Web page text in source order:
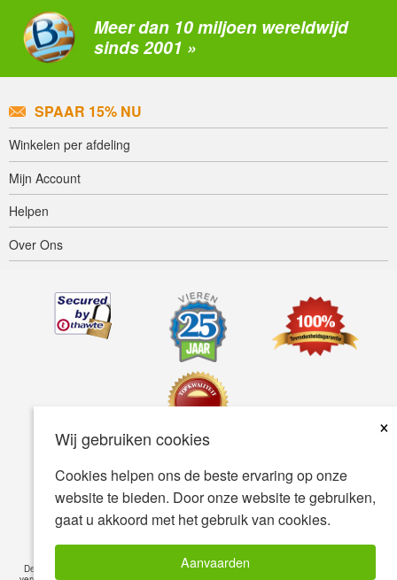
Wij gebruiken cookies
×
Cookies helpen ons de beste ervaring op onze
website te bieden. Door onze website te gebruiken,
gaat u akkoord met het gebruik van cookies.
Aanvaarden
Meer dan 10 miljoen wereldwijd
sinds 2001 »
SPAAR 15% NU
Winkelen per afdeling
Mijn Account
Helpen
Over Ons
Toegankelijkheid Gebruiksvoorwaarden Privacybeleid
Veiligheidsbeleid
© Copyright 2001-2026 BIOVEA. Alle Rechten Voorbehouden.
De informatie op deze site is uitsluitend bedoeld voor uw algemene kennis en is geen